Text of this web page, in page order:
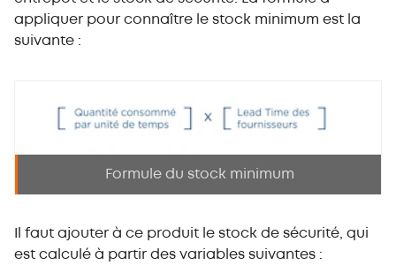
appliquer pour connaître le stock minimum est la
suivante :
Formule du stock minimum
Il faut ajouter à ce produit le stock de sécurité, qui
est calculé à partir des variables suivantes :